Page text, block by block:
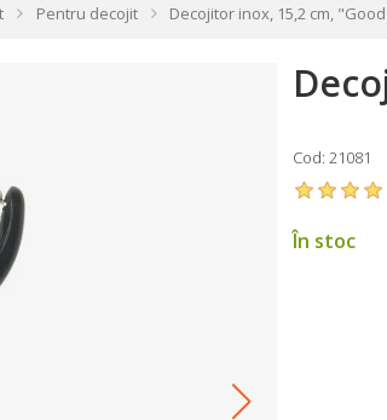
Pentru decojit Decojitor inox, 15,2 cm,
Cod: 21081
În stoc